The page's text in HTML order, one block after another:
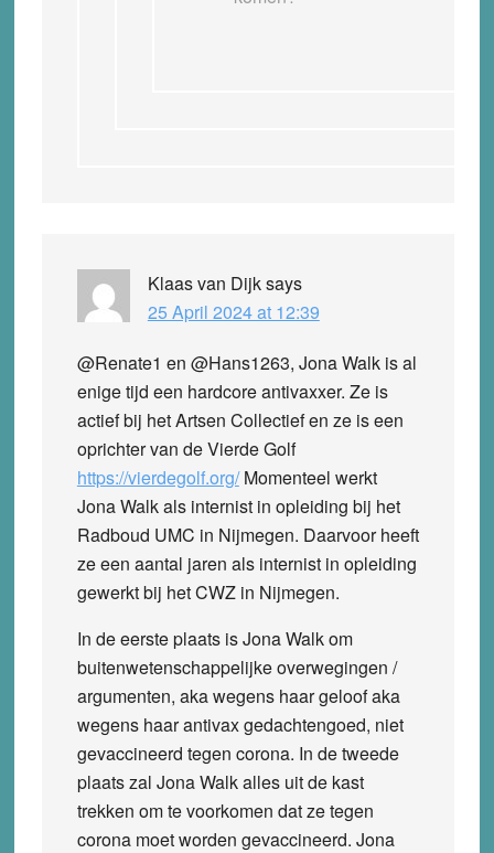
Klaas van Dijksays
25 April 2024 at 12:39
@Renate1 en @Hans1263, Jona Walk is al
enige tijd een hardcore antivaxxer. Ze is
actief bij het Artsen Collectief en ze is een
oprichter van de Vierde Golf
https://vierdegolf.org/Momenteel werkt
Jona Walk als internist in opleiding bij het
Radboud UMC in Nijmegen. Daarvoor heeft
ze een aantal jaren als internist in opleiding
gewerkt bij het CWZ in Nijmegen.
In de eerste plaats is Jona Walk om
buitenwetenschappelijke overwegingen /
argumenten, aka wegens haar geloof aka
wegens haar antivax gedachtengoed, niet
gevaccineerd tegen corona. In de tweede
plaats zal Jona Walk alles uit de kast
trekken om te voorkomen dat ze tegen
corona moet worden gevaccineerd. Jona